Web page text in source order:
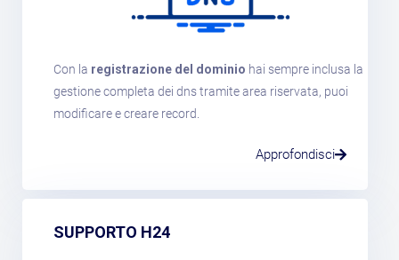
Con la registrazione del dominio hai sempre inclusa la
gestione completa dei dns tramite area riservata, puoi
modificare e creare record.
Approfondisci
SUPPORTO H24